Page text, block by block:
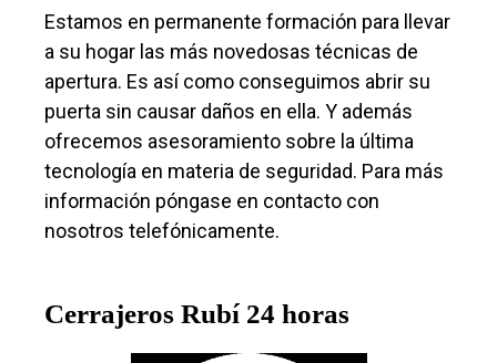
Estamos en permanente formación para llevar
a su hogar las más novedosas técnicas de
apertura. Es así como conseguimos abrir su
puerta sin causar daños en ella. Y además
ofrecemos asesoramiento sobre la última
tecnología en materia de seguridad. Para más
información póngase en contacto con
nosotros telefónicamente.
Cerrajeros Rubí 24 horas